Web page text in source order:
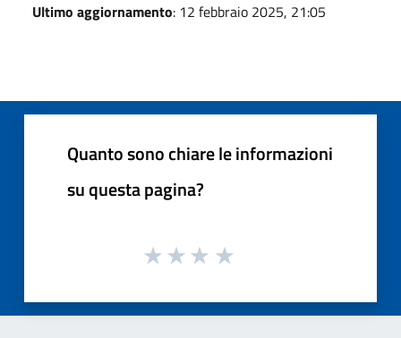
Ultimo aggiornamento: 12 febbraio 2025, 21:05
Quanto sono chiare le informazioni
su questa pagina?